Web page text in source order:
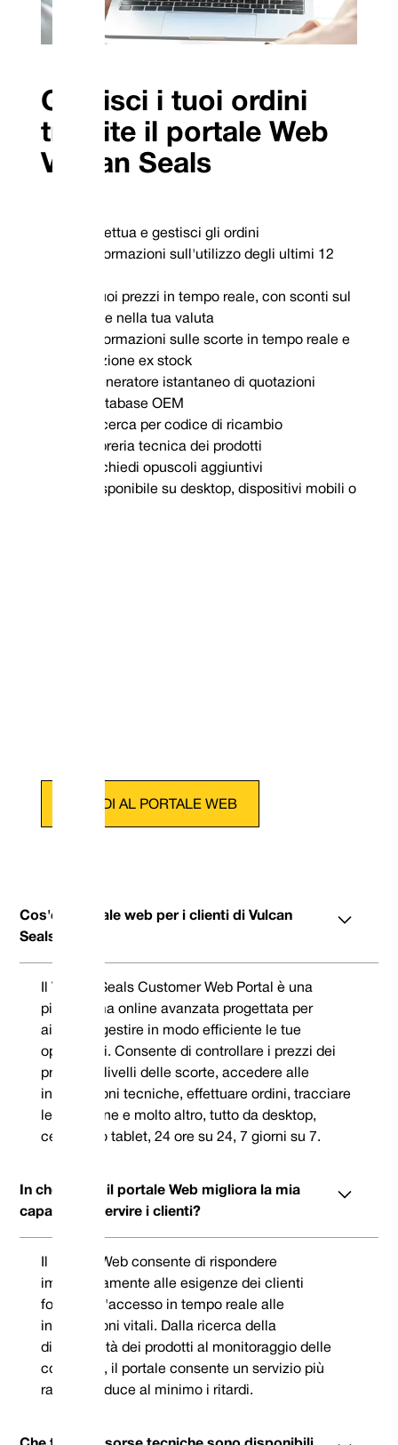
Gestisci i tuoi ordini
tramite il portale Web
Vulcan Seals
Effettua e gestisci gli ordini
Informazioni sull'utilizzo degli ultimi 12
I tuoi prezzi in tempo reale, con sconti sul
volume nella tua valuta
Informazioni sulle scorte in tempo reale e
spedizione ex stock
Generatore istantaneo di quotazioni
Database OEM
Ricerca per codice di ricambio
Libreria tecnica dei prodotti
Richiedi opuscoli aggiuntivi
Disponibile su desktop, dispositivi mobili o
ACCEDI AL PORTALE WEB
Cos'è il portale web per i clienti di Vulcan
Seals?
Il Vulcan Seals Customer Web Portal è una
piattaforma online avanzata progettata per
aiutarti a gestire in modo efficiente le tue
operazioni. Consente di controllare i prezzi dei
prodotti, i livelli delle scorte, accedere alle
informazioni tecniche, effettuare ordini, tracciare
le consegne e molto altro, tutto da desktop,
cellulare o tablet, 24 ore su 24, 7 giorni su 7.
In che modo il portale Web migliora la mia
capacità di servire i clienti?
Il portale Web consente di rispondere
immediatamente alle esigenze dei clienti
fornendo l'accesso in tempo reale alle
informazioni vitali. Dalla ricerca della
disponibilità dei prodotti al monitoraggio delle
consegne, il portale consente un servizio più
rapido e riduce al minimo i ritardi.